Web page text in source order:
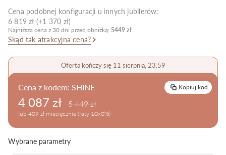
Pielęgnacja biżuterii
Cena podobnej konfiguracji u innych jubilerów:
6 819 zł (+1 370 zł)
Najniższa cena z 30 dni przed obniżką: 5449 zł
Skąd tak atrakcyjna cena?
Oferta kończy się 11 sierpnia, 23:59
Cena z kodem: SHINE Kopiuj kod
4 087 zł 5 449 zł
lub 409 zł miesięcznie (raty 10x0%)
Wybrane parametry